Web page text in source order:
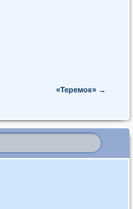
«Теремок» →